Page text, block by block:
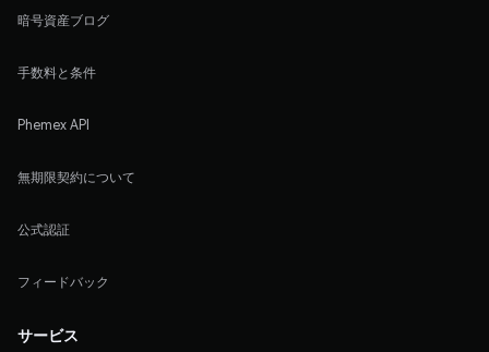
暗号資産ブログ
手数料と条件
Phemex API
無期限契約について
公式認証
フィードバック
サービス